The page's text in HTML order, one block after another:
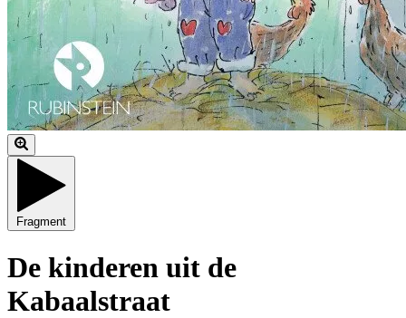
Fragment
De kinderen uit de
Kabaalstraat